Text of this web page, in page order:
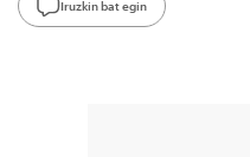
Iruzkin bat egin